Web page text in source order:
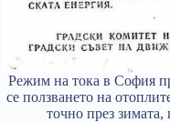
Режим на тока в София
се ползването на
точно през зимата,